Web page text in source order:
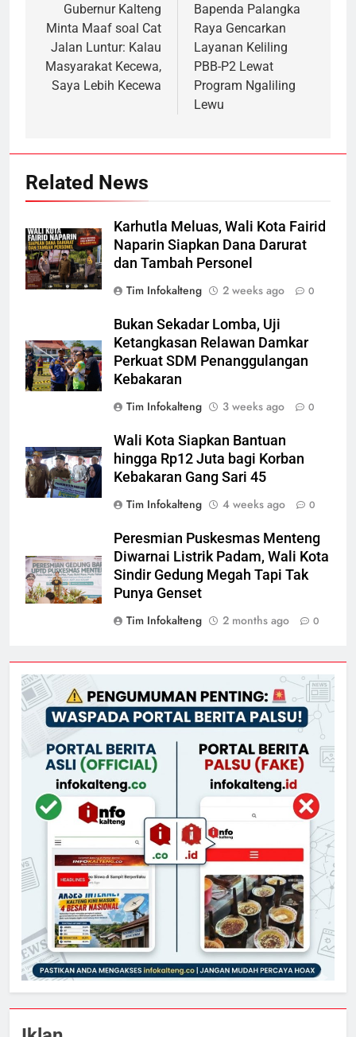
navigation
Gubernur Kalteng
Minta Maaf soal Cat
Jalan Luntur: Kalau
Masyarakat Kecewa,
Saya Lebih Kecewa
Bapenda Palangka
Raya Gencarkan
Layanan Keliling
PBB-P2 Lewat
Program Ngaliling
Lewu
Related News
Karhutla Meluas, Wali Kota Fairid
Naparin Siapkan Dana Darurat
dan Tambah Personel
Tim Infokalteng
2 weeks ago 0
Bukan Sekadar Lomba, Uji
Ketangkasan Relawan Damkar
Perkuat SDM Penanggulangan
Kebakaran
Tim Infokalteng
3 weeks ago 0
Wali Kota Siapkan Bantuan
hingga Rp12 Juta bagi Korban
Kebakaran Gang Sari 45
Tim Infokalteng
4 weeks ago 0
Peresmian Puskesmas Menteng
Diwarnai Listrik Padam, Wali Kota
Sindir Gedung Megah Tapi Tak
Punya Genset
Tim Infokalteng
2 months ago 0